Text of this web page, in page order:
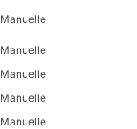
Manuelle
Manuelle
Manuelle
Manuelle
Manuelle